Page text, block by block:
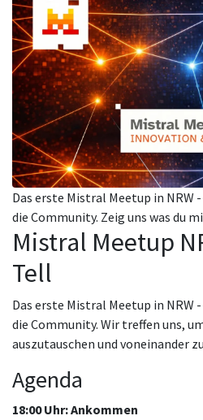
Das erste Mistral Meetup in NRW
die Community. Zeig uns was du
Mistral Meetup
Tell
Das erste Mistral Meetup in NRW
die Community. Wir treffen uns,
auszutauschen und voneinander
Agenda
18:00 Uhr: Ankommen